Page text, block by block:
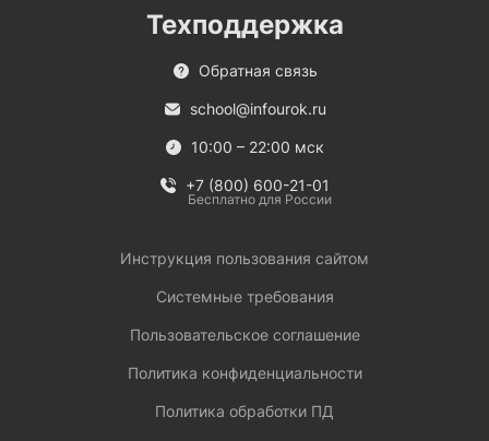
Техподдержка
Обратная связь
school@infourok.ru
10:00 – 22:00 мск
+7 (800) 600-21-01
Бесплатно для России
Инструкция пользования сайтом
Системные требования
Пользовательское соглашение
Политика конфиденциальности
Политика обработки ПД